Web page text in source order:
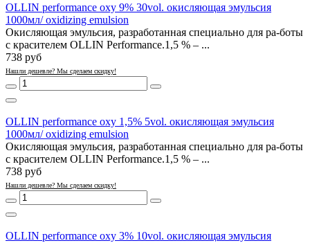
OLLIN performance oxy 9% 30vol. окисляющая эмульсия
1000мл/ oxidizing emulsion
Окисляющая эмульсия, разработанная специально для ра-боты
с красителем OLLIN Performance.1,5 % – ...
738 руб
Нашли дешевле? Мы сделаем скидку!
OLLIN performance oxy 1,5% 5vol. окисляющая эмульсия
1000мл/ oxidizing emulsion
Окисляющая эмульсия, разработанная специально для ра-боты
с красителем OLLIN Performance.1,5 % – ...
738 руб
Нашли дешевле? Мы сделаем скидку!
OLLIN performance oxy 3% 10vol. окисляющая эмульсия